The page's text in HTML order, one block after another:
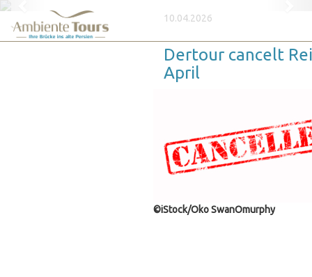
Previous
10.04.2026
Dertour cancelt
April
©iStock/Oko SwanOmurphy